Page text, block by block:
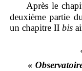
Après le
deuxième partie
un chapitre II bis
«